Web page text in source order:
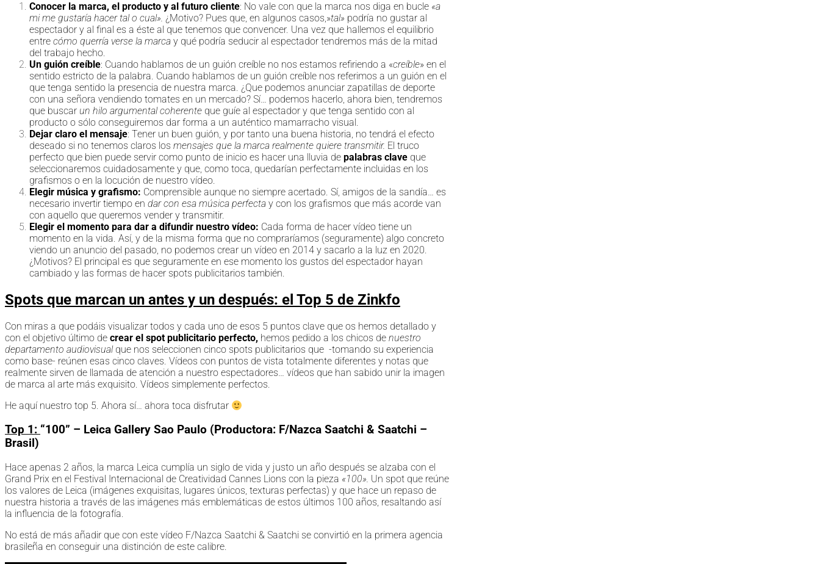
Conocer la marca, el producto y al futuro cliente: No vale con que la marca nos diga en bucle «a
mi me gustaría hacer tal o cual». ¿Motivo? Pues que, en algunos casos,»tal» podría no gustar al
espectador y al final es a éste al que tenemos que convencer. Una vez que hallemos el equilibrio
entre cómo querría verse la marca y qué podría seducir al espectador tendremos más de la mitad
del trabajo hecho.
Un guión creíble: Cuando hablamos de un guión creíble no nos estamos refiriendo a «creíble» en el
sentido estricto de la palabra. Cuando hablamos de un guión creíble nos referimos a un guión en el
que tenga sentido la presencia de nuestra marca. ¿Que podemos anunciar zapatillas de deporte
con una señora vendiendo tomates en un mercado? Sí… podemos hacerlo, ahora bien, tendremos
que buscar un hilo argumental coherente que guíe al espectador y que tenga sentido con al
producto o sólo conseguiremos dar forma a un auténtico mamarracho visual.
Dejar claro el mensaje: Tener un buen guión, y por tanto una buena historia, no tendrá el efecto
deseado si no tenemos claros los mensajes que la marca realmente quiere transmitir. El truco
perfecto que bien puede servir como punto de inicio es hacer una lluvia de palabras clave que
seleccionaremos cuidadosamente y que, como toca, quedarían perfectamente incluidas en los
grafismos o en la locución de nuestro vídeo.
Elegir música y grafismo: Comprensible aunque no siempre acertado. Sí, amigos de la sandía… es
necesario invertir tiempo en dar con esa música perfecta y con los grafismos que más acorde van
con aquello que queremos vender y transmitir.
Elegir el momento para dar a difundir nuestro vídeo: Cada forma de hacer vídeo tiene un
momento en la vida. Así, y de la misma forma que no compraríamos (seguramente) algo concreto
viendo un anuncio del pasado, no podemos crear un vídeo en 2014 y sacarlo a la luz en 2020.
¿Motivos? El principal es que seguramente en ese momento los gustos del espectador hayan
cambiado y las formas de hacer spots publicitarios también.
Spots que marcan un antes y un después: el Top 5 de Zinkfo
Con miras a que podáis visualizar todos y cada uno de esos 5 puntos clave que os hemos detallado y
con el objetivo último de crear el spot publicitario perfecto, hemos pedido a los chicos de nuestro
departamento audiovisualque nos seleccionen cinco spots publicitarios que -tomando su experiencia
como base- reúnen esas cinco claves. Vídeos con puntos de vista totalmente diferentes y notas que
realmente sirven de llamada de atención a nuestro espectadores… vídeos que han sabido unir la imagen
de marca al arte más exquisito. Vídeos simplemente perfectos.
He aquí nuestro top 5. Ahora sí… ahora toca disfrutar
Top 1: “100” – Leica Gallery Sao Paulo (Productora: F/Nazca Saatchi & Saatchi –
Brasil)
Hace apenas 2 años, la marca Leica cumplía un siglo de vida y justo un año después se alzaba con el
Grand Prix en el Festival Internacional de Creatividad Cannes Lions con la pieza «100». Un spot que reúne
los valores de Leica (imágenes exquisitas, lugares únicos, texturas perfectas) y que hace un repaso de
nuestra historia a través de las imágenes más emblemáticas de estos últimos 100 años, resaltando así
la influencia de la fotografía.
No está de más añadir que con este vídeo F/Nazca Saatchi & Saatchi se convirtió en la primera agencia
brasileña en conseguir una distinción de este calibre.